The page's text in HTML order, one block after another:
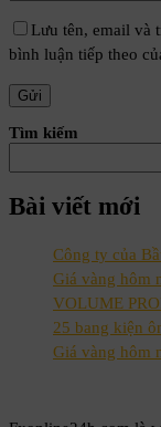
Lưu tên, email và
bình luận tiếp theo
Tìm kiếm
Bài viết mới
Công ty của
Giá vàng hôm
VOLUME
25 bang kiện
Giá vàng hôm